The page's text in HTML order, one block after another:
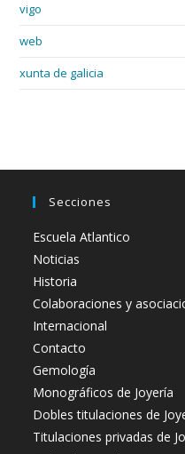
vigo
web
xunta de galicia
Secciones
Escuela Atlantico
Noticias
Historia
Colaboraciones y
Internacional
Contacto
Gemología
Monográficos de Joyería
Dobles titulaciones de
Titulaciones privadas de